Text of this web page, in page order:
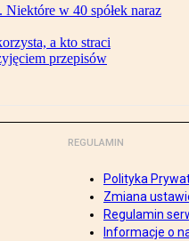
w 40 spółek naraz
a kto straci
przepisów
REGULAMIN
Polityka
Zmiana
Regulamin
Informacje o